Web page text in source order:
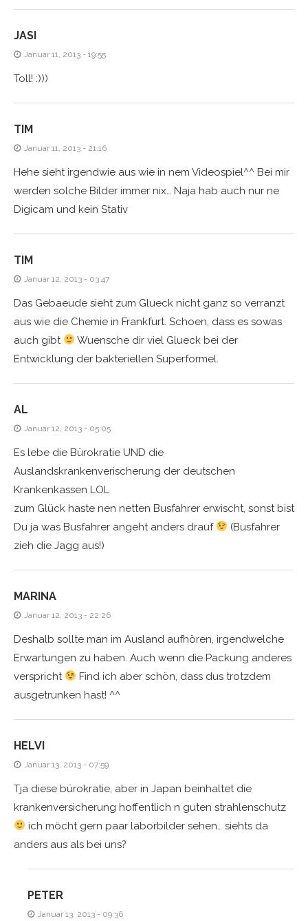
JASI
Januar 11, 2013 - 19:55
Toll! :)))
TIM
Januar 11, 2013 - 21:16
Hehe sieht irgendwie aus wie in nem Videospiel^^ Bei mir
werden solche Bilder immer nix… Naja hab auch nur ne
Digicam und kein Stativ
TIM
Januar 12, 2013 - 03:47
Das Gebaeude sieht zum Glueck nicht ganz so verranzt
aus wie die Chemie in Frankfurt. Schoen, dass es sowas
auch gibt
Wuensche dir viel Glueck bei der
Entwicklung der bakteriellen Superformel.
AL
Januar 12, 2013 - 05:05
Es lebe die Bürokratie UND die
Auslandskrankenverischerung der deutschen
Krankenkassen LOL
zum Glück haste nen netten Busfahrer erwischt, sonst bist
Du ja was Busfahrer angeht anders drauf
(Busfahrer
zieh die Jagg aus!)
MARINA
Januar 12, 2013 - 22:26
Deshalb sollte man im Ausland aufhören, irgendwelche
Erwartungen zu haben. Auch wenn die Packung anderes
verspricht
Find ich aber schön, dass dus trotzdem
ausgetrunken hast! ^^
HELVI
Januar 13, 2013 - 07:59
Tja diese bürokratie, aber in Japan beinhaltet die
krankenversicherung hoffentlich n guten strahlenschutz
ich möcht gern paar laborbilder sehen… siehts da
anders aus als bei uns?
PETER
Januar 13, 2013 - 09:36